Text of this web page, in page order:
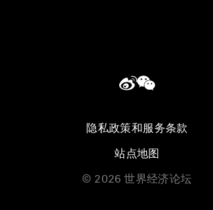
隐私政策和服务条款
站点地图
© 2026 世界经济论坛